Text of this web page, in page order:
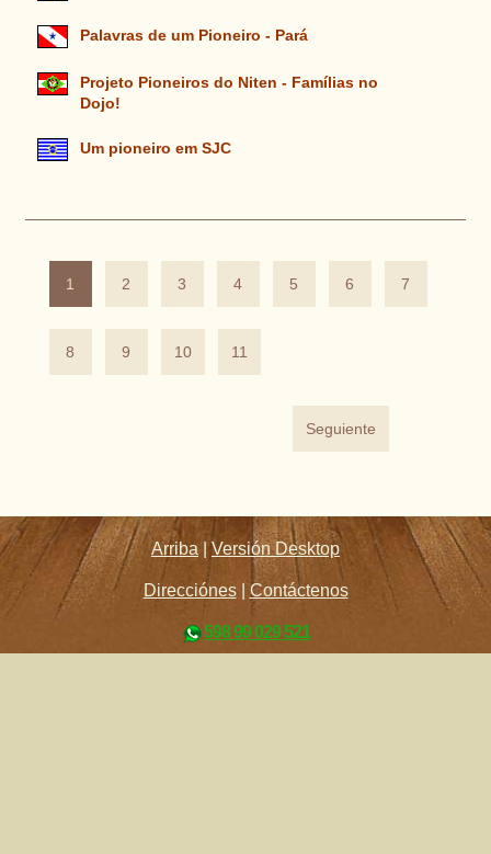
Palavras de um Pioneiro - Pará
Projeto Pioneiros do Niten - Famílias no
Dojo!
Um pioneiro em SJC
1 2 3 4 5 6 7
8 9 10 11
Seguiente
Arriba |Versión Desktop
Direcciónes| Contáctenos
598 99 029 521